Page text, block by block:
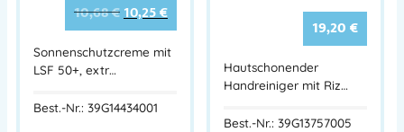
10,68€10,25€
Sonnenschutzcreme mit
LSF 50+, extr…
Best.-Nr.: 39G14434001
19,20€
Hautschonender
Handreiniger mit Riz…
Best.-Nr.: 39G13757005